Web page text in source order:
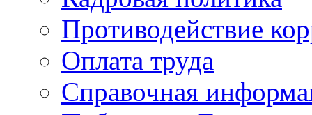
Противодействие
Оплата труда
Справочная